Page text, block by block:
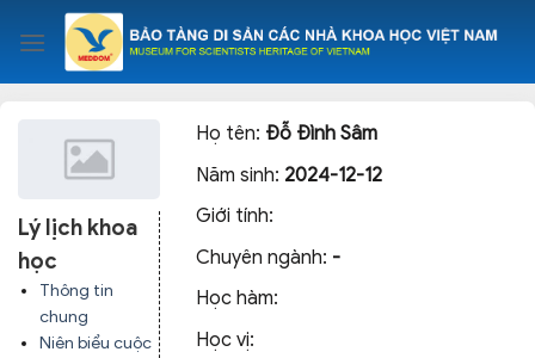
content
Lý lịch khoa
học
Thông tin
chung
Niên biểu cuộc
Họ tên: Đỗ Đình Sâm
Năm sinh: 2024-12-12
Giới tính:
Chuyên ngành: -
Học hàm:
Học vị: